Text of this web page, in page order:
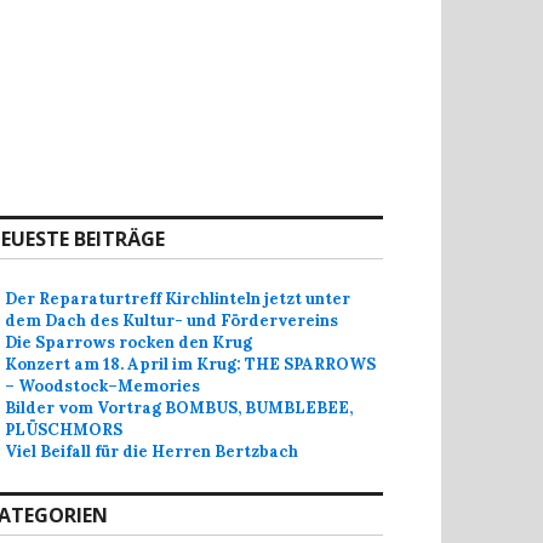
BEITRÄGE
Der Reparaturtreff Kirchlinteln jetzt unter
dem Dach des Kultur- und Fördervereins
Die Sparrows rocken den Krug
Konzert am 18. April im Krug: THE SPARROWS
– Woodstock–Memories
Bilder vom Vortrag BOMBUS, BUMBLEBEE,
PLÜSCHMORS
Viel Beifall für die Herren Bertzbach